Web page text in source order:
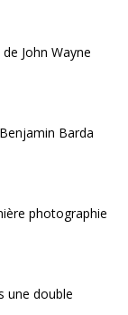
John Wayne
Barda
photographie
une double